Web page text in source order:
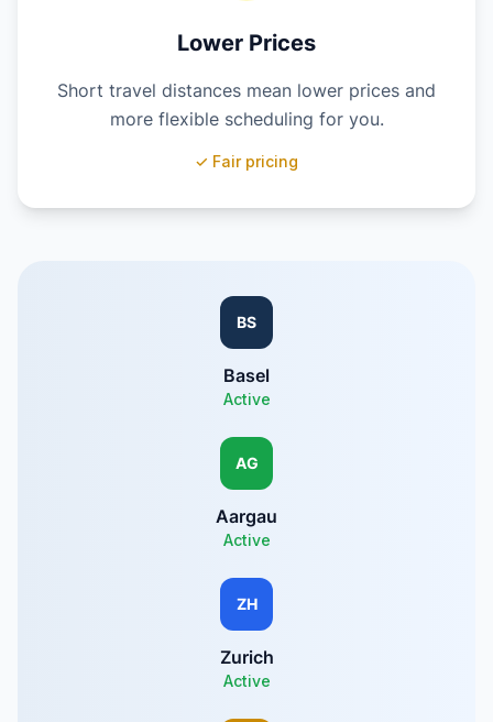
Lower Prices
Short travel distances mean lower prices and
more flexible scheduling for you.
✓ Fair pricing
BS
Basel
Active
AG
Aargau
Active
ZH
Zurich
Active